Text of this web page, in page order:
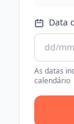
Data
As datas
calendário